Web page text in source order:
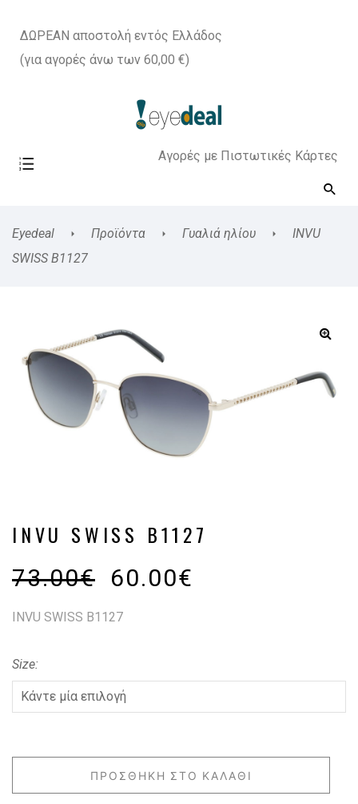
ΔΩΡΕΑΝ αποστολή εντός Ελλάδος
(για αγορές άνω των 60,00 €)
Αγορές με Πιστωτικές Κάρτες
Eyedeal Προϊόντα Γυαλιά ηλίου
INVU
SWISS B1127
INVU SWISS B1127
73.00€ 60.00€
INVU SWISS B1127
Size
ΠΡΟΣΘΉΚΗ ΣΤΟ ΚΑΛΆΘΙ